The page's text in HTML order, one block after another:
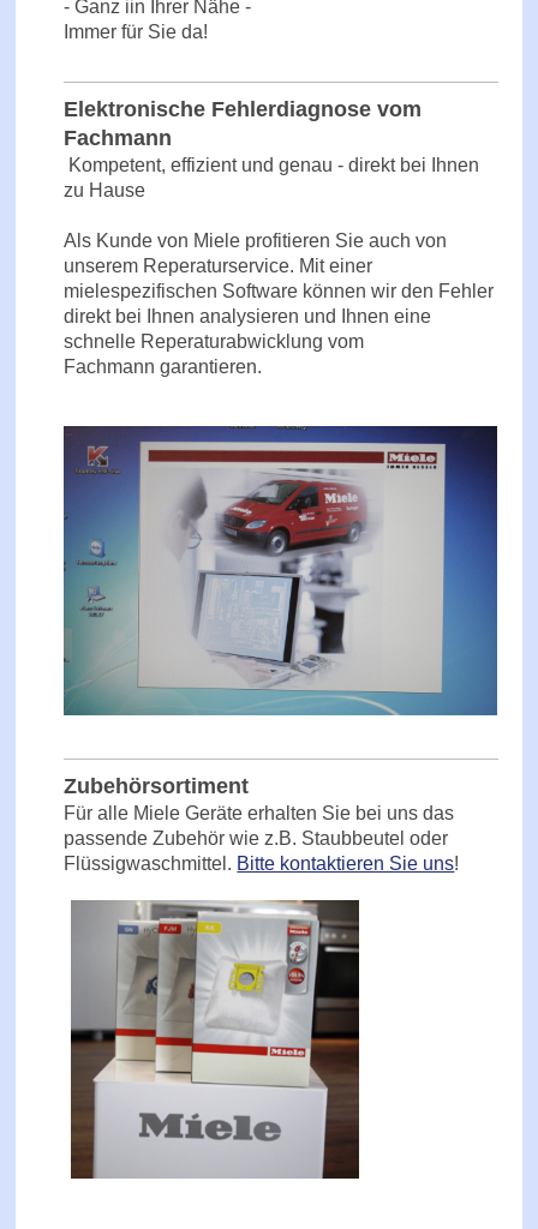
- Ganz iin Ihrer Nähe -
Immer für Sie da!
Elektronische Fehlerdiagnose vom
Fachmann
Kompetent, effizient und genau - direkt bei Ihnen
zu Hause
Als Kunde von Miele profitieren Sie auch von
unserem Reperaturservice. Mit einer
mielespezifischen Software können wir den Fehler
direkt bei Ihnen analysieren und Ihnen eine
schnelle Reperaturabwicklung vom
Fachmann garantieren.
Zubehörsortiment
Für alle Miele Geräte erhalten Sie bei uns das
passende Zubehör wie z.B. Staubbeutel oder
Flüssigwaschmittel. Bitte kontaktieren Sie uns!